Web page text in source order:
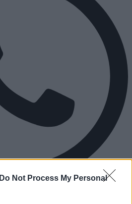
Do Not Process My Personal